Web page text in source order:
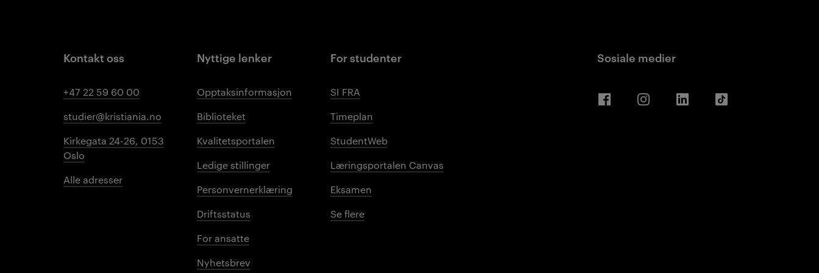
Kontakt oss
+47 22 59 60 00
studier@kristiania.no
Kirkegata 24-26, 0153
Oslo
Alle adresser
Nyttige lenker
Opptaksinformasjon
Biblioteket
Kvalitetsportalen
Ledige stillinger
Personvernerklæring
Driftsstatus
For ansatte
Nyhetsbrev
For studenter
SI FRA
Timeplan
StudentWeb
Læringsportalen Canvas
Eksamen
Se flere
Sosiale medier